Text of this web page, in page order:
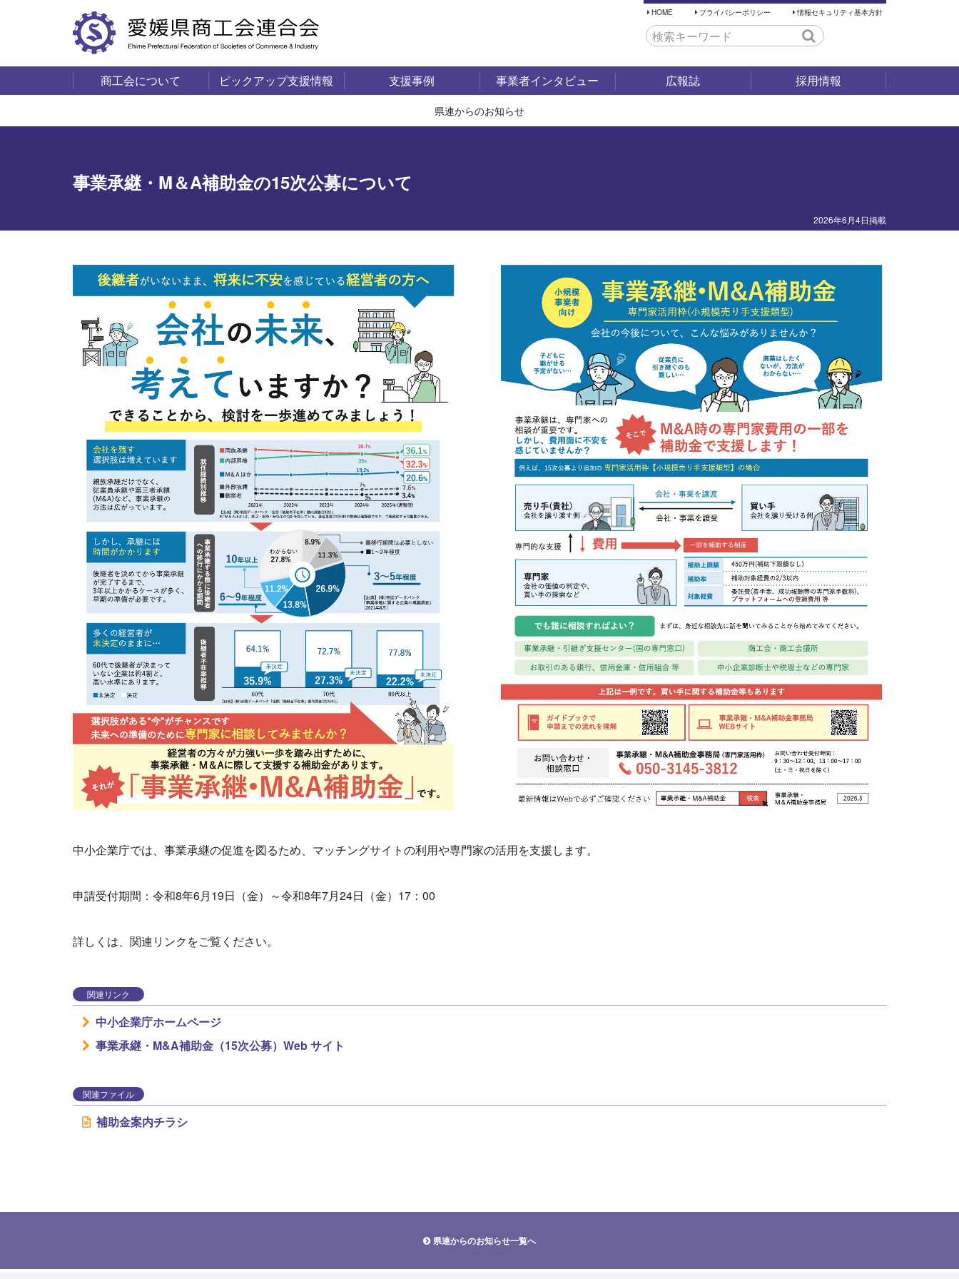
HOME プライバシーポリシー 情報セキュリティ基本方針
商工会について ピックアップ支援情報 支援事例 事業者インタビュー 広報誌 採用情報
県連からのお知らせ
事業承継・M＆A補助金の15次公募について
2026年6月4日掲載
中小企業庁では、事業承継の促進を図るため、マッチングサイトの利用や専門家の活用を支援します。
申請受付期間：令和8年6月19日（金）～令和8年7月24日（金）17：00
詳しくは、関連リンクをご覧ください。
関連リンク
中小企業庁ホームページ
事業承継・M&A補助金（15次公募）Web サイト
関連ファイル
補助金案内チラシ
県連からのお知らせ一覧へ